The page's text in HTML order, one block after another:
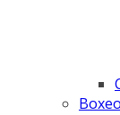
Boxeo